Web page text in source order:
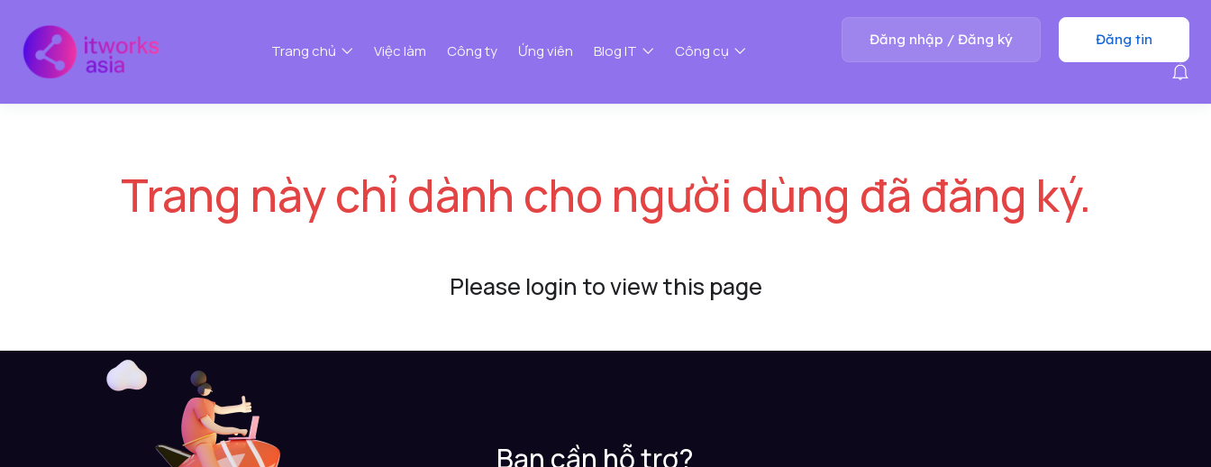
Trang chủ Việc làm Công ty Ứng viên Blog IT Công cụ
Đăng nhập / Đăng ký Đăng tin
Trang này chỉ dành cho người dùng đã đăng ký.
Please login to view this page
Bạn cần hỗ trợ?